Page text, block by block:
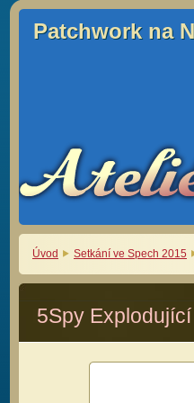
Patchwork na
Patchwork na
Úvod Setkání ve Spech 2015
5Spy